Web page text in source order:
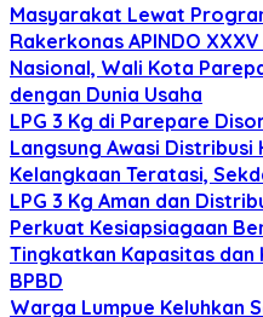
Masyarakat Lewat
Rakerkonas APINDO
Nasional, Wali Kota
dengan Dunia Usaha
LPG 3 Kg di Parepare
Langsung Awasi
Kelangkaan Teratasi,
LPG 3 Kg Aman dan
Perkuat Kesiapsiagaan
Tingkatkan Kapasitas dan
BPBD
Warga Lumpue Keluhkan